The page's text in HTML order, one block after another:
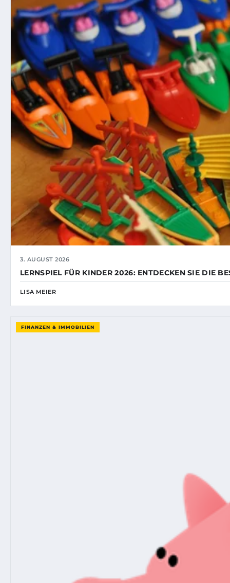
3. AUGUST 2026
LERNSPIEL FÜR KINDER 2026: ENTDECKEN SIE DIE
LISA MEIER
FINANZEN & IMMOBILIEN